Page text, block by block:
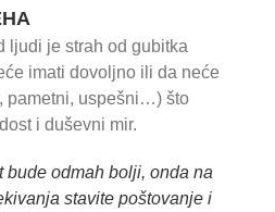
ljudi je strah od gubitka
imati dovoljno ili da neće
pametni, uspešni…) što
i duševni mir.
bude odmah bolji, onda na
stavite poštovanje i